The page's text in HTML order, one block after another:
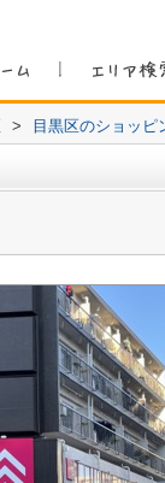
> 目黒区のショッピ